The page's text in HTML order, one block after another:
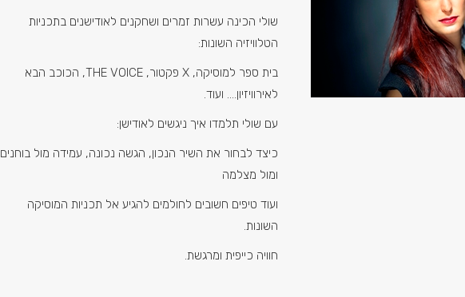
שולי הכינה עשרות זמרים ושחקנים לאודישנים בתכניות
הטלוויזיה השונות:
בית ספר למוסיקה, X פקטור, THE VOICE, הכוכב הבא
לאירוויזיון…. ועוד.
עם שולי תלמדו איך ניגשים לאודישן:
כיצד לבחור את השיר הנכון, הגשה נכונה, עמידה מול בוחנים
ומול מצלמה
ועוד טיפים חשובים לחולמים להגיע אל תכניות המוסיקה
השונות.
חוויה כייפית ומרגשת.